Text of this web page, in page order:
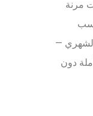
مرنة
—
دون